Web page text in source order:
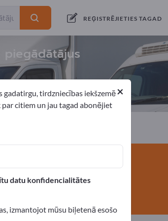
REĢISTRĒJIETIES TAGAD
eksportētāji
×
tirdzniecības iekšzemē
citiem un jau tagad abonējiet
datu konfidencialitātes
izmantojot mūsu biļetenā esošo